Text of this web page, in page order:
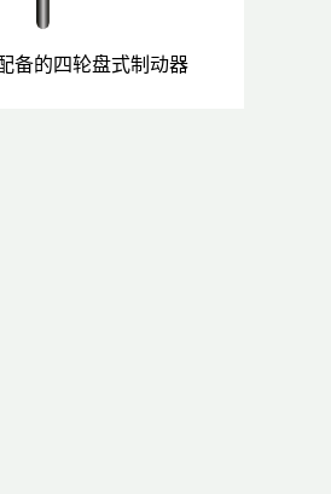
备的四轮盘式制动器